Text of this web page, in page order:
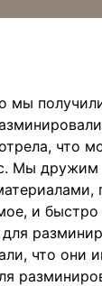
мы
что
Мы
и быстро
что они